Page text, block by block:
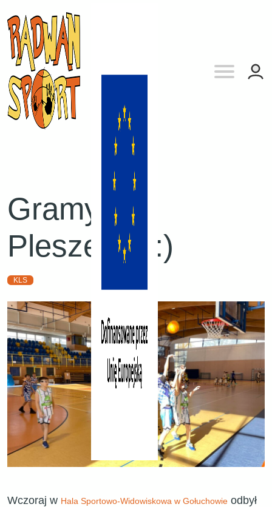
Gramy w
Pleszewie :)
KLS
Wczoraj w Hala Sportowo-Widowiskowa w Gołuchowie odbył